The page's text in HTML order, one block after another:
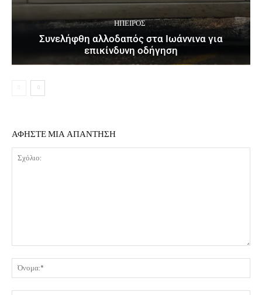
ΉΠΕΙΡΟΣ
Συνελήφθη αλλοδαπός στα Ιωάννινα για
επικίνδυνη οδήγηση
ΑΦΗΣΤΕ ΜΙΑ ΑΠΑΝΤΗΣΗ